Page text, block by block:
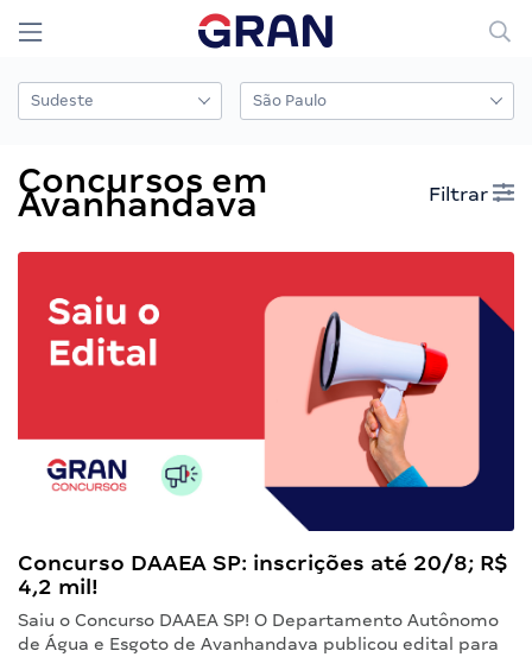
Concursos em
Avanhandava Filtrar
Concurso DAAEA SP: inscrições até 20/8; R$
4,2 mil!
Saiu o Concurso DAAEA SP! O Departamento Autônomo
de Água e Esgoto de Avanhandava publicou edital para